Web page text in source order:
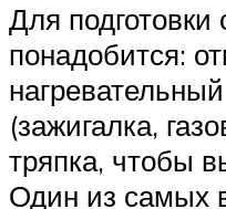
Для подготовки
понадобится:
(зажигалка,
тряпка, чтобы
Один из самых